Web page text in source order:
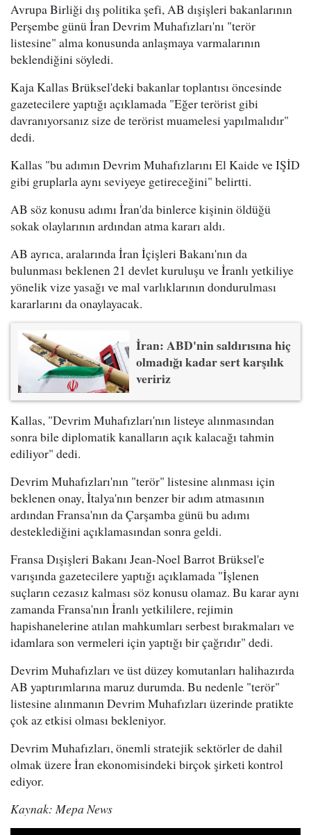
Avrupa Birliği dış politika şefi, AB dışişleri bakanlarının
Perşembe günü İran Devrim Muhafızları'nı "terör
listesine" alma konusunda anlaşmaya varmalarının
beklendiğini söyledi.
Kaja Kallas Brüksel'deki bakanlar toplantısı öncesinde
gazetecilere yaptığı açıklamada "Eğer terörist gibi
davranıyorsanız size de terörist muamelesi yapılmalıdır"
dedi.
Kallas "bu adımın Devrim Muhafızlarını El Kaide ve IŞİD
gibi gruplarla aynı seviyeye getireceğini" belirtti.
AB söz konusu adımı İran'da binlerce kişinin öldüğü
sokak olaylarının ardından atma kararı aldı.
AB ayrıca, aralarında İran İçişleri Bakanı'nın da
bulunması beklenen 21 devlet kuruluşu ve İranlı yetkiliye
yönelik vize yasağı ve mal varlıklarının dondurulması
kararlarını da onaylayacak.
İran: ABD'nin saldırısına hiç
olmadığı kadar sert karşılık
veririz
Kallas, "Devrim Muhafızları'nın listeye alınmasından
sonra bile diplomatik kanalların açık kalacağı tahmin
ediliyor" dedi.
Devrim Muhafızları'nın "terör" listesine alınması için
beklenen onay, İtalya'nın benzer bir adım atmasının
ardından Fransa'nın da Çarşamba günü bu adımı
desteklediğini açıklamasından sonra geldi.
Fransa Dışişleri Bakanı Jean-Noel Barrot Brüksel'e
varışında gazetecilere yaptığı açıklamada "İşlenen
suçların cezasız kalması söz konusu olamaz. Bu karar aynı
zamanda Fransa'nın İranlı yetkililere, rejimin
hapishanelerine atılan mahkumları serbest bırakmaları ve
idamlara son vermeleri için yaptığı bir çağrıdır" dedi.
Devrim Muhafızları ve üst düzey komutanları halihazırda
AB yaptırımlarına maruz durumda. Bu nedenle "terör"
listesine alınmanın Devrim Muhafızları üzerinde pratikte
çok az etkisi olması bekleniyor.
Devrim Muhafızları, önemli stratejik sektörler de dahil
olmak üzere İran ekonomisindeki birçok şirketi kontrol
ediyor.
Kaynak: Mepa News